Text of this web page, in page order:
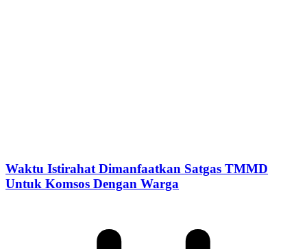
Waktu Istirahat Dimanfaatkan Satgas TMMD
Untuk Komsos Dengan Warga